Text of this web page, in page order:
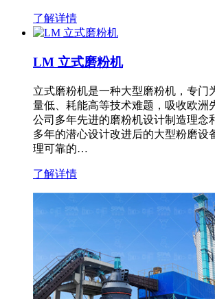
了解详情
LM 立式磨粉机
立式磨粉机是一种大型磨粉机，专门
量低、耗能高等技术难题，吸收欧洲
公司多年先进的磨粉机设计制造理念
多年的潜心设计改进后的大型粉磨设
理可靠的…
了解详情